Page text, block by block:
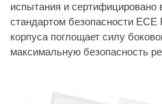
испытания и сертифицировано
стандартом безопасности
корпуса поглощает силу
максимальную безопасность